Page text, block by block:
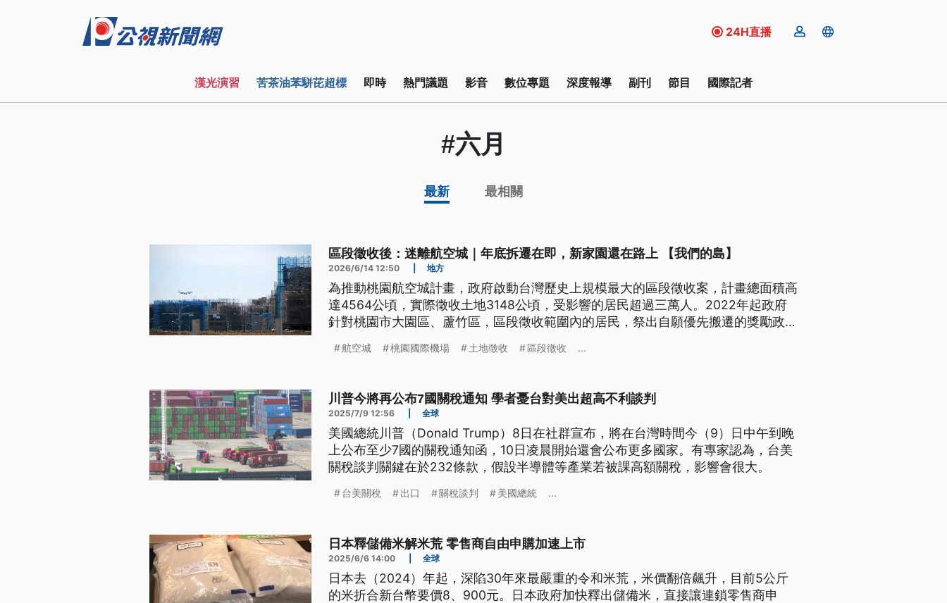
24H直播
漢光演習 苦茶油苯駢芘超標 即時 熱門議題 影音 數位專題 深度報導 副刊 節目 國際記者
#六月
最新 最相關
區段徵收後：迷離航空城｜年底拆遷在即，新家園還在路上 【我們的島】
2026/6/14 12:50 地方
為推動桃園航空城計畫，政府啟動台灣歷史上規模最大的區段徵收案，計畫總面積高
達4564公頃，實際徵收土地3148公頃，受影響的居民超過三萬人。2022年起政府
針對桃園市大園區、蘆竹區，區段徵收範圍內的居民，祭出自願優先搬遷的獎勵政
航空城 桃園國際機場 土地徵收 區段徵收 ...
川普今將再公布7國關稅通知 學者憂台對美出超高不利談判
2025/7/9 12:56 全球
美國總統川普（Donald Trump）8日在社群宣布，將在台灣時間今（9）日中午到晚
上公布至少7國的關稅通知函，10日凌晨開始還會公布更多國家。有專家認為，台美
關稅談判關鍵在於232條款，假設半導體等產業若被課高額關稅，影響會很大。
台美關稅 出口 關稅談判 美國總統 ...
日本釋儲備米解米荒 零售商自由申購加速上市
2025/6/6 14:00 全球
日本去（2024）年起，深陷30年來最嚴重的令和米荒，米價翻倍飆升，目前5公斤
的米折合新台幣要價8、900元。日本政府加快釋出儲備米，直接讓連鎖零售商申